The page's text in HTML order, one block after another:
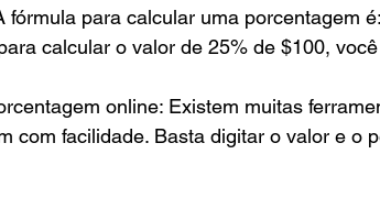
fórmula para calcular uma porcentagem
calcular o valor de 25% de $100,
online: Existem muitas
com facilidade. Basta digitar o valor e o